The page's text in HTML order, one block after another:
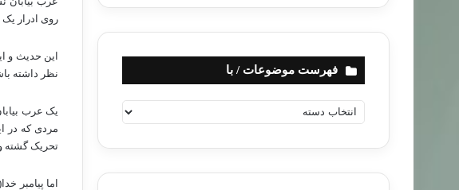
روی ادرار
این حدیث و
نظر داشته
یک عرب
مردی که در
تحریک گشته
اما
فهرست موضوعات / با
ه
ت